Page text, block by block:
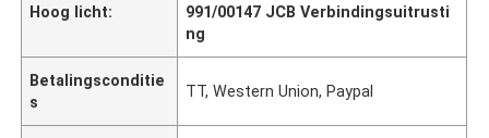
Hoog licht:
991/00147 JCB Verbindingsuitrusti
ng
Betalingsconditie
s
TT, Western Union, Paypal